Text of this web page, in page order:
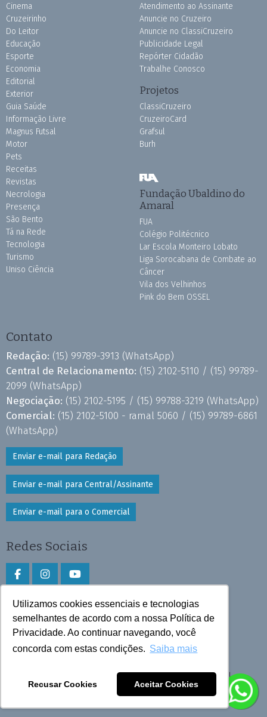
Utilizamos cookies essenciais e tecnologias
semelhantes de acordo com a nossa Política de
Privacidade. Ao continuar navegando, você
concorda com estas condições. Saiba mais
Recusar Cookies Aceitar Cookies
Cinema
Cruzeirinho
Do Leitor
Educação
Esporte
Economia
Editorial
Exterior
Guia Saúde
Informação Livre
Magnus Futsal
Motor
Pets
Receitas
Revistas
Necrologia
Presença
São Bento
Tá na Rede
Tecnologia
Turismo
Uniso Ciência
Atendimento ao Assinante
Anuncie no Cruzeiro
Anuncie no ClassiCruzeiro
Publicidade Legal
Repórter Cidadão
Trabalhe Conosco
Projetos
ClassiCruzeiro
CruzeiroCard
Grafsul
Burh
Fundação Ubaldino do
Amaral
FUA
Colégio Politécnico
Lar Escola Monteiro Lobato
Liga Sorocabana de Combate ao
Câncer
Vila dos Velhinhos
Pink do Bem OSSEL
Contato
Redação: (15) 99789-3913 (WhatsApp)
Central de Relacionamento: (15) 2102-5110 / (15) 99789-
2099 (WhatsApp)
Negociação: (15) 2102-5195 / (15) 99788-3219 (WhatsApp)
Comercial: (15) 2102-5100 - ramal 5060 / (15) 99789-6861
(WhatsApp)
Enviar e-mail para Redação
Enviar e-mail para Central/Assinante
Enviar e-mail para o Comercial
Redes Sociais
Faça download do aplicativo
Play Store e App Store
Todos os direitos reservados © 2026 Cruzeiro do Sul